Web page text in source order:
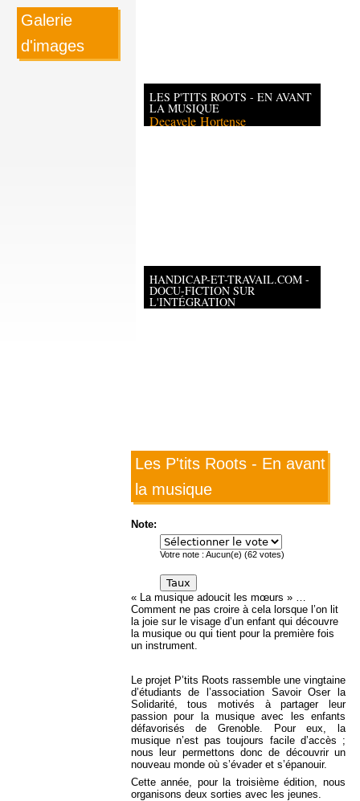
Galerie
d'images
Les P'tits Roots - En avant
la musique
Note:
Votre note : Aucun(e) (62votes)
« La musique adoucit les mœurs » …
Comment ne pas croire à cela lorsque l’on lit
la joie sur le visage d’un enfant qui découvre
la musique ou qui tient pour la première fois
un instrument.
Le projet P’tits Roots rassemble une vingtaine
d’étudiants de l’association Savoir Oser la
Solidarité, tous motivés à partager leur
passion pour la musique avec les enfants
défavorisés de Grenoble. Pour eux, la
musique n’est pas toujours facile d’accès ;
nous leur permettons donc de découvrir un
nouveau monde où s’évader et s’épanouir.
Cette année, pour la troisième édition, nous
organisons deux sorties avec les jeunes.
LES P'TITS ROOTS - EN AVANT
LA MUSIQUE
Decavele Hortense
HANDICAP-ET-TRAVAIL.COM -
DOCU-FICTION SUR
L'INTÉGRATION
PROFESSIONNELLE DES